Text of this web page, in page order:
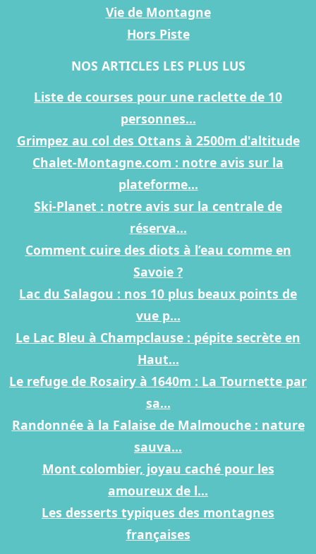
Vie de Montagne
Hors Piste
NOS ARTICLES LES PLUS LUS
Liste de courses pour une raclette de 10
personnes...
Grimpez au col des Ottans à 2500m d'altitude
Chalet-Montagne.com : notre avis sur la
plateforme...
Ski-Planet : notre avis sur la centrale de
réserva...
Comment cuire des diots à l’eau comme en
Savoie ?
Lac du Salagou : nos 10 plus beaux points de
vue p...
Le Lac Bleu à Champclause : pépite secrète en
Haut...
Le refuge de Rosairy à 1640m : La Tournette par
sa...
Randonnée à la Falaise de Malmouche : nature
sauva...
Mont colombier, joyau caché pour les
amoureux de l...
Les desserts typiques des montagnes
françaises